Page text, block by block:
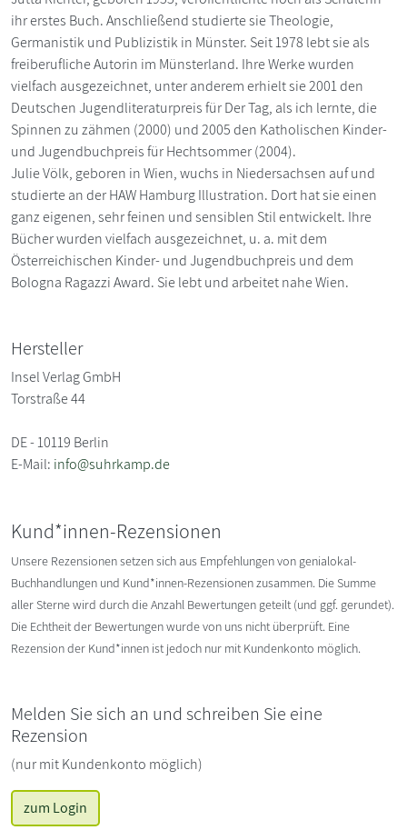
ihr erstes Buch. Anschließend studierte sie Theologie,
Germanistik und Publizistik in Münster. Seit 1978 lebt sie als
freiberufliche Autorin im Münsterland. Ihre Werke wurden
vielfach ausgezeichnet, unter anderem erhielt sie 2001 den
Deutschen Jugendliteraturpreis für Der Tag, als ich lernte, die
Spinnen zu zähmen (2000) und 2005 den Katholischen Kinder-
und Jugendbuchpreis für Hechtsommer (2004).
Julie Völk, geboren in Wien, wuchs in Niedersachsen auf und
studierte an der HAW Hamburg Illustration. Dort hat sie einen
ganz eigenen, sehr feinen und sensiblen Stil entwickelt. Ihre
Bücher wurden vielfach ausgezeichnet, u. a. mit dem
Österreichischen Kinder- und Jugendbuchpreis und dem
Bologna Ragazzi Award. Sie lebt und arbeitet nahe Wien.
Hersteller
Insel Verlag GmbH
Torstraße 44
DE - 10119 Berlin
E-Mail: info@suhrkamp.de
Kund*innen-Rezensionen
Unsere Rezensionen setzen sich aus Empfehlungen von genialokal-
Buchhandlungen und Kund*innen-Rezensionen zusammen. Die Summe
aller Sterne wird durch die Anzahl Bewertungen geteilt (und ggf. gerundet).
Die Echtheit der Bewertungen wurde von uns nicht überprüft. Eine
Rezension der Kund*innen ist jedoch nur mit Kundenkonto möglich.
Melden Sie sich an und schreiben Sie eine
Rezension
(nur mit Kundenkonto möglich)
zum Login